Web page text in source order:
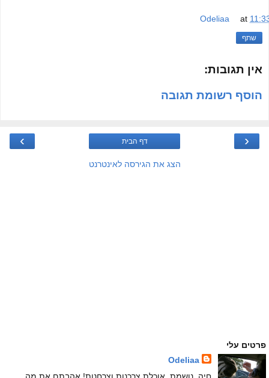
Odeliaa at
שתף
אין תגובות:
הוסף רשומת תגובה
‹
› דף הבית
הצג את הגירסה לאינטרנט
פרטים עלי
Odeliaa